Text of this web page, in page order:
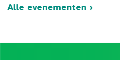
Alle evenementen ›